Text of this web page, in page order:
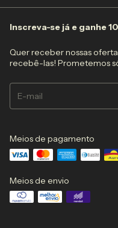
Inscreva-se já e ganhe
Quer receber nossas
recebê-las! Prometemos
Meios de pagamento
Meios de envio